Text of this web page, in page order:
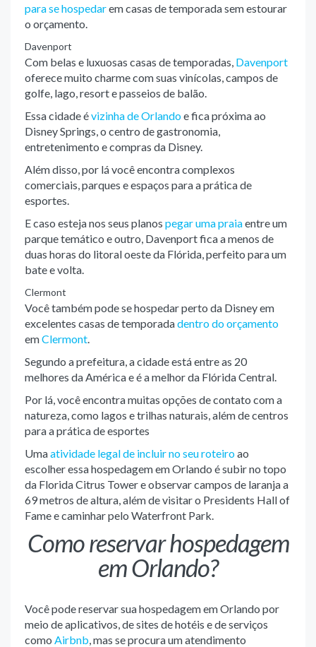
para se hospedarem casas de temporada sem estourar
o orçamento.
Davenport
Com belas e luxuosas casas de temporadas, Davenport
oferece muito charme com suas vinícolas, campos de
golfe, lago, resort e passeios de balão.
Essa cidade évizinha de Orlandoe fica próxima ao
Disney Springs, o centro de gastronomia,
entretenimento e compras da Disney.
Além disso, por lá você encontra complexos
comerciais, parques e espaços para a prática de
esportes.
E caso esteja nos seus planos pegar uma praiaentre um
parque temático e outro, Davenport fica a menos de
duas horas do litoral oeste da Flórida, perfeito para um
bate e volta.
Clermont
Você também pode se hospedar perto da Disney em
excelentes casas de temporadadentro do orçamento
emClermont.
Segundo a prefeitura, a cidade está entre as 20
melhores da América e é a melhor da Flórida Central.
Por lá, você encontra muitas opções de contato com a
natureza, como lagos e trilhas naturais, além de centros
para a prática de esportes
Umaatividade legal de incluir no seu roteiroao
escolher essa hospedagem em Orlando é subir no topo
da Florida Citrus Tower e observar campos de laranja a
69 metros de altura, além de visitar o Presidents Hall of
Fame e caminhar pelo Waterfront Park.
Como reservar hospedagem
em Orlando?
Você pode reservar sua hospedagem em Orlando por
meio de aplicativos, de sites de hotéis e de serviços
como Airbnb, mas se procura um atendimento